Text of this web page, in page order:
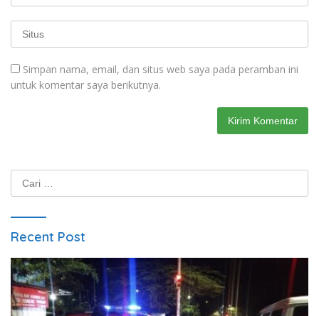
Simpan nama, email, dan situs web saya pada peramban ini
untuk komentar saya berikutnya.
Cari
untuk:
Recent Post